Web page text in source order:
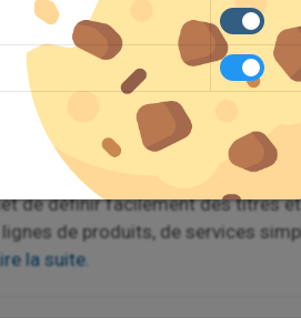
de définir facilement des titres
de produits, de services
la suite.